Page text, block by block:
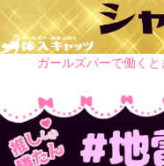
ガールズバーで働く